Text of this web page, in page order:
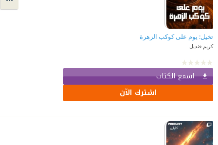
تخيل: يوم على كوكب الزهرة
كريم قنديل
اسمع الكتاب
اشترك الآن